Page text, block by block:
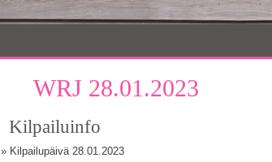
WRJ 28.01.2023
Kilpailuinfo
» Kilpailupäivä 28.01.2023